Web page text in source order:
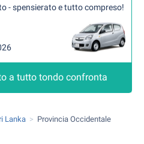
- spensierato e tutto compreso!
a tutto tondo confronta
Lanka Provincia Occidentale